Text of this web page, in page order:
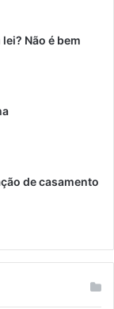
Não é bem
de casamento